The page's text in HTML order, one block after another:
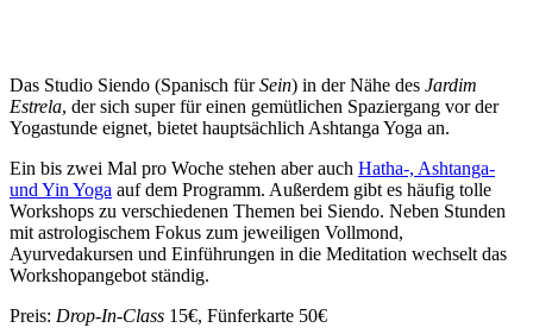
Das Studio Siendo (Spanisch fürSein) in der Nähe des Jardim
Estrela, der sich super für einen gemütlichen Spaziergang vor der
Yogastunde eignet, bietet hauptsächlich Ashtanga Yoga an.
Ein bis zwei Mal pro Woche stehen aber auch Hatha-, Ashtanga-
und Yin Yoga auf dem Programm. Außerdem gibt es häufig tolle
Workshops zu verschiedenen Themen bei Siendo. Neben Stunden
mit astrologischem Fokus zum jeweiligen Vollmond,
Ayurvedakursen und Einführungen in die Meditation wechselt das
Workshopangebot ständig.
Preis: Drop-In-Class 15€, Fünferkarte 50€